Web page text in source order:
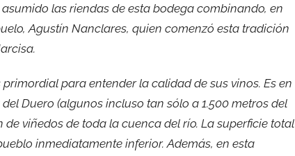
las riendas de esta bodega combinando, en
Agustín Nanclares, quien comenzó esta tradición
para entender la calidad de sus vinos. Es en
Duero (algunos incluso tan sólo a 1.500 metros del
viñedos de toda la cuenca del río. La superficie total
inmediatamente inferior. Además, en esta